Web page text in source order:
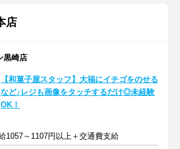
店
黒崎店
【和菓子屋スタッフ】大福にイチゴをのせる
など♪レジも画像をタッチするだけ◎未経験
OK！
1057～1107円以上＋交通費支給